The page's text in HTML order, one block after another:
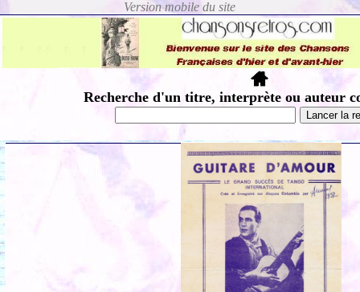
Recherche d'un titre, interprète ou auteur